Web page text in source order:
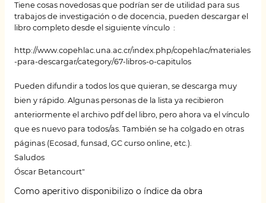
Tiene cosas novedosas que podrían ser de utilidad para sus
trabajos de investigación o de docencia, pueden descargar el
libro completo desde el siguiente vínculo :
http://www.copehlac.una.ac.cr/index.php/copehlac/materiales
-para-descargar/category/67-libros-o-capitulos
Pueden difundir a todos los que quieran, se descarga muy
bien y rápido. Algunas personas de la lista ya recibieron
anteriormente el archivo pdf del libro, pero ahora va el vínculo
que es nuevo para todos/as. También se ha colgado en otras
páginas (Ecosad, funsad, GC curso online, etc.).
Saludos
Óscar Betancourt"
Como aperitivo disponibilizo o índice da obra